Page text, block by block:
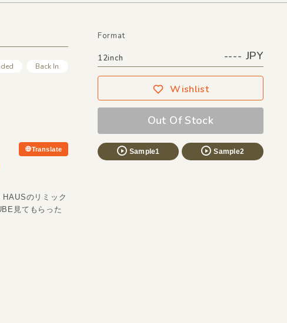
Back In
Translate
Format
12inch ---- JPY
Wishlist
Out Of Stock
Sample1 Sample2
のリミック
見てもらった